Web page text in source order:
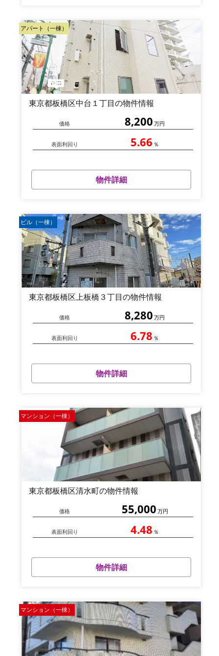
アパート（一棟）
東京都板橋区中台１丁目の物件情報
価格 8,200 万円
表面利回り 5.66 ％
物件詳細
ビル（一棟）
東京都板橋区上板橋３丁目の物件情報
価格 8,280 万円
表面利回り 6.78 ％
物件詳細
マンション（一棟）
東京都板橋区清水町の物件情報
価格 55,000 万円
表面利回り 4.48 ％
物件詳細
マンション（一棟）